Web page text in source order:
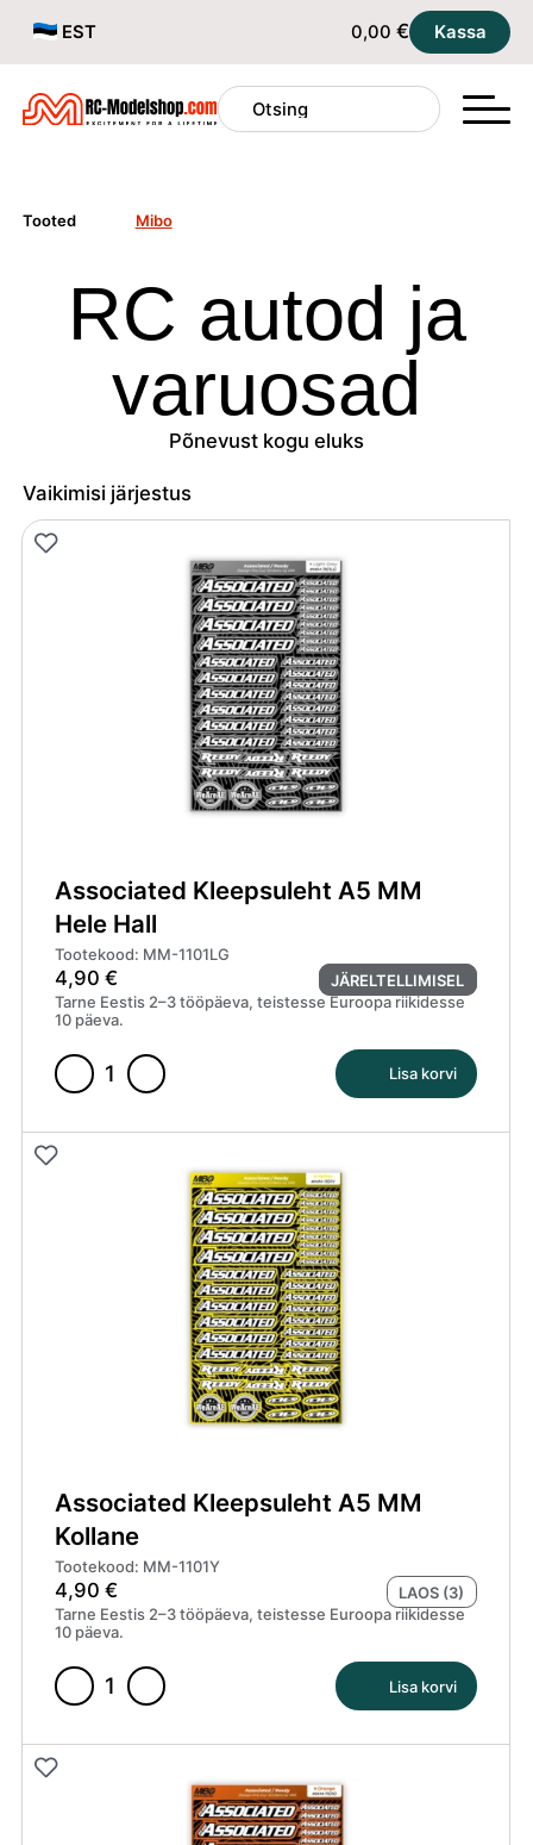
EST 0,00€ Kassa
Tooted Mibo
RC autod ja
varuosad
Põnevust kogu eluks
Associated Kleepsuleht A5 MM
Hele Hall
Tootekood: MM-1101LG
4,90€
JÄRELTELLIMISEL
Tarne Eestis 2–3 tööpäeva, teistesse Euroopa riikidesse
10 päeva.
Associated
A5
Lisa korvi
Associated Kleepsuleht A5 MM
Kollane
Tootekood: MM-1101Y
4,90€
LAOS (3)
Tarne Eestis 2–3 tööpäeva, teistesse Euroopa riikidesse
10 päeva.
Associated
A5
Lisa korvi